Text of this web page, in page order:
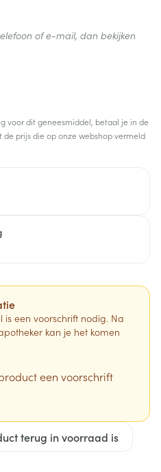
voor dit geneesmiddel, betaal je in de
prijs die op onze webshop vermeld
een voorschrift nodig. Na
kan je het komen
een voorschrift
terug in voorraad is
of e-mail, dan bekijken